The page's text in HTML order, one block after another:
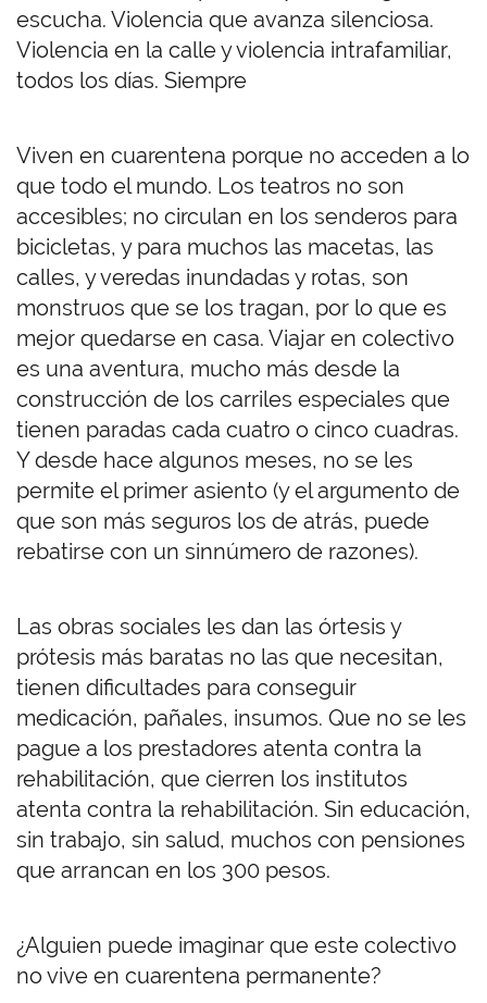
escucha. Violencia que avanza silenciosa.
Violencia en la calle y violencia intrafamiliar,
todos los días. Siempre
Viven en cuarentena porque no acceden a lo
que todo el mundo. Los teatros no son
accesibles; no circulan en los senderos para
bicicletas, y para muchos las macetas, las
calles, y veredas inundadas y rotas, son
monstruos que se los tragan, por lo que es
mejor quedarse en casa. Viajar en colectivo
es una aventura, mucho más desde la
construcción de los carriles especiales que
tienen paradas cada cuatro o cinco cuadras.
Y desde hace algunos meses, no se les
permite el primer asiento (y el argumento de
que son más seguros los de atrás, puede
rebatirse con un sinnúmero de razones).
Las obras sociales les dan las órtesis y
prótesis más baratas no las que necesitan,
tienen dificultades para conseguir
medicación, pañales, insumos. Que no se les
pague a los prestadores atenta contra la
rehabilitación, que cierren los institutos
atenta contra la rehabilitación. Sin educación,
sin trabajo, sin salud, muchos con pensiones
que arrancan en los 300 pesos.
¿Alguien puede imaginar que este colectivo
no vive en cuarentena permanente?